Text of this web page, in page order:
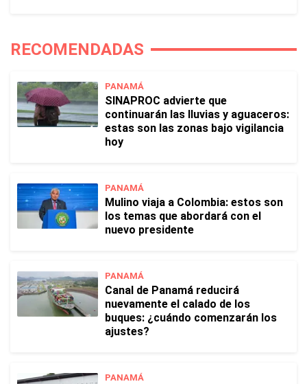
RECOMENDADAS
PANAMÁ
SINAPROC advierte que
continuarán las lluvias y aguaceros:
estas son las zonas bajo vigilancia
hoy
PANAMÁ
Mulino viaja a Colombia: estos son
los temas que abordará con el
nuevo presidente
PANAMÁ
Canal de Panamá reducirá
nuevamente el calado de los
buques: ¿cuándo comenzarán los
ajustes?
PANAMÁ